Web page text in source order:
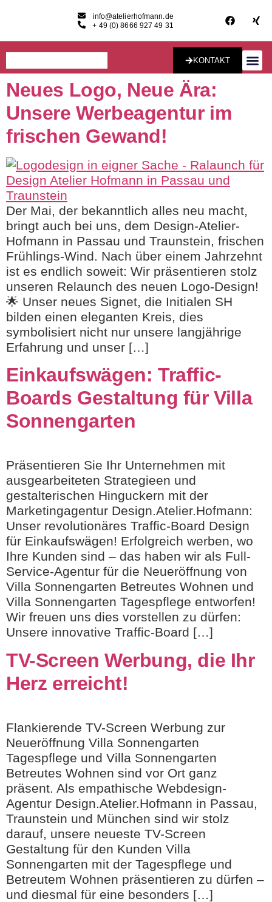
info@atelierhofmann.de
+ 49 (0) 8666 927 49 31
KONTAKT
Neues Logo, Neue Ära:
Unsere Werbeagentur im
frischen Gewand!
Der Mai, der bekanntlich alles neu macht,
bringt auch bei uns, dem Design-Atelier-
Hofmann in Passau und Traunstein, frischen
Frühlings-Wind. Nach über einem Jahrzehnt
ist es endlich soweit: Wir präsentieren stolz
unseren Relaunch des neuen Logo-Design!
🌟 Unser neues Signet, die Initialen SH
bilden einen eleganten Kreis, dies
symbolisiert nicht nur unsere langjährige
Erfahrung und unser […]
Einkaufswägen: Traffic-
Boards Gestaltung für Villa
Sonnengarten
Präsentieren Sie Ihr Unternehmen mit
ausgearbeiteten Strategieen und
gestalterischen Hinguckern mit der
Marketingagentur Design.Atelier.Hofmann:
Unser revolutionäres Traffic-Board Design
für Einkaufswägen! Erfolgreich werben, wo
Ihre Kunden sind – das haben wir als Full-
Service-Agentur für die Neueröffnung von
Villa Sonnengarten Betreutes Wohnen und
Villa Sonnengarten Tagespflege entworfen!
Wir freuen uns dies vorstellen zu dürfen:
Unsere innovative Traffic-Board […]
TV-Screen Werbung, die Ihr
Herz erreicht!
Flankierende TV-Screen Werbung zur
Neueröffnung Villa Sonnengarten
Tagespflege und Villa Sonnengarten
Betreutes Wohnen sind vor Ort ganz
präsent. Als empathische Webdesign-
Agentur Design.Atelier.Hofmann in Passau,
Traunstein und München sind wir stolz
darauf, unsere neueste TV-Screen
Gestaltung für den Kunden Villa
Sonnengarten mit der Tagespflege und
Betreutem Wohnen präsentieren zu dürfen –
und diesmal für eine besonders […]